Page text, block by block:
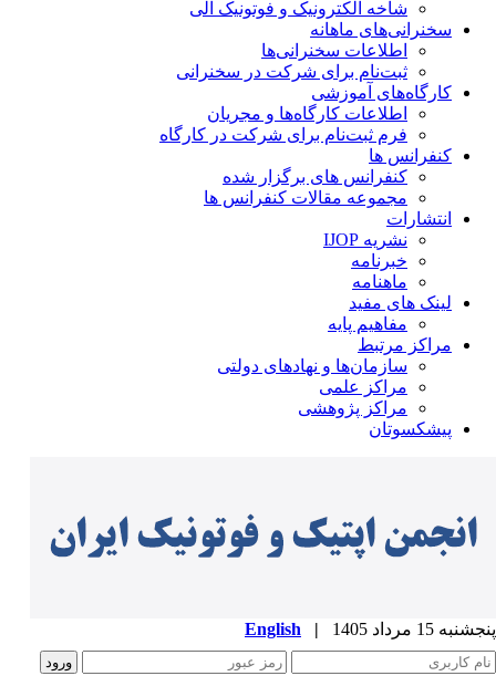
شاخه‌ الکترونیک و فوتونیک آلی
سخنرانی‌های ماهانه
اطلاعات سخنرانی‌‌ها
ثبت‌نام برای شرکت در سخنرانی
کارگاه‌های آموزشی
اطلاعات کارگاه‌ها و مجریان
فرم ثبت‌نام برای شرکت در کارگاه
کنفرانس ها
کنفرانس های برگزار شده
مجموعه مقالات کنفرانس ها
انتشارات
نشریه IJOP
خبرنامه
ماهنامه
لینک های مفید
مفاهیم پایه
مراکز مرتبط
سازمان‌ها و نهادهای دولتی
مراکز علمی
مراکز پژوهشی
پیشکسوتان
15 مرداد 1405 |
English